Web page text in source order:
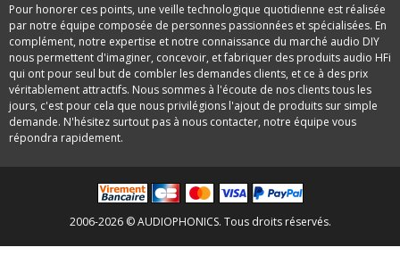
Pour honorer ces points, une veille technologique quotidienne est réalisée
par notre équipe composée de personnes passionnées et spécialisées. En
complément, notre expertise et notre connaissance du marché audio DIY
nous permettent d'imaginer, concevoir, et fabriquer des produits audio HFi
qui ont pour seul but de combler les demandes clients, et ce à des prix
véritablement attractifs. Nous sommes à l'écoute de nos clients tous les
jours, c'est pour cela que nous privilégions l'ajout de produits sur simple
demande. N'hésitez surtout pas à nous contacter, notre équipe vous
répondra rapidement.
2006-2026 © AUDIOPHONICS. Tous droits réservés.